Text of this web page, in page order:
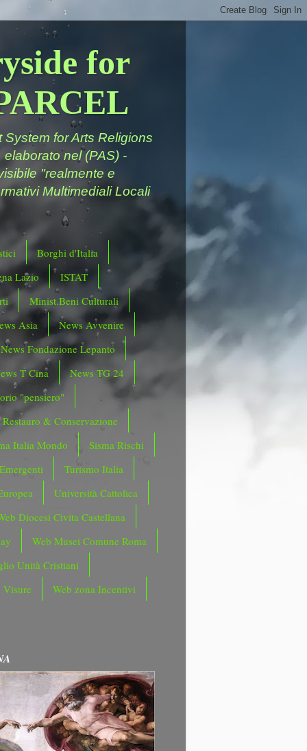
for
for Arts Religions
nel (PAS) -
"realmente e
Multimediali Locali
Borghi d'Italia
Lazio
ISTAT
Minist.Beni Culturali
Asia
News Avvenire
News Fondazione Lepanto
T Cina
News TG 24
"pensiero"
Restauro & Conservazione
Italia Mondo
Sisma Rischi
Turismo Italia
Università Cattolica
Diocesi Civita Castellana
Web Musei Comune Roma
Unità Cristiani
Visure
Web zona Incentivi